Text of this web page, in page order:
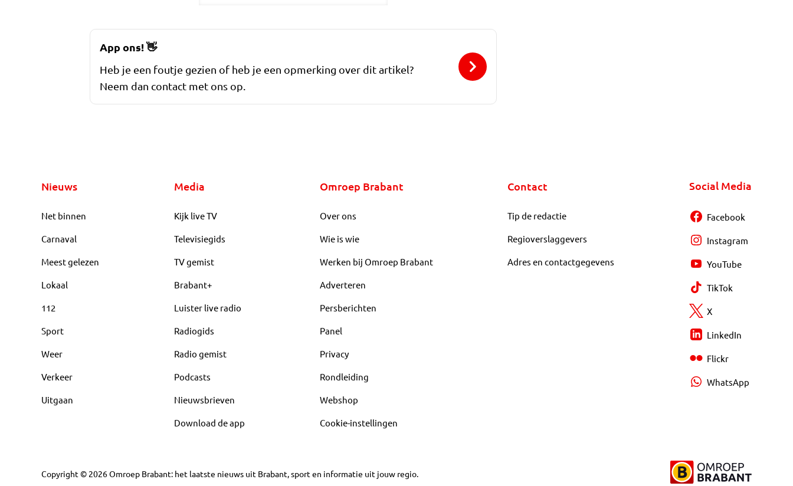
App ons!👋
Heb je een foutje gezien of heb je een opmerking over dit artikel?
Neem dan contact met ons op.
Nieuws
Net binnen
Carnaval
Meest gelezen
Lokaal
112
Sport
Weer
Verkeer
Uitgaan
Media
Kijk live TV
Televisiegids
TV gemist
Brabant+
Luister live radio
Radiogids
Radio gemist
Podcasts
Nieuwsbrieven
Download de app
Omroep Brabant
Over ons
Wie is wie
Werken bij Omroep Brabant
Adverteren
Persberichten
Panel
Privacy
Rondleiding
Webshop
Cookie-instellingen
Contact
Tip de redactie
Regioverslaggevers
Adres en contactgegevens
Social Media
Facebook
Instagram
YouTube
TikTok
X
LinkedIn
Flickr
WhatsApp
Copyright © 2026Omroep Brabant: het laatste nieuws uit Brabant, sport en informatie uit jouw regio.